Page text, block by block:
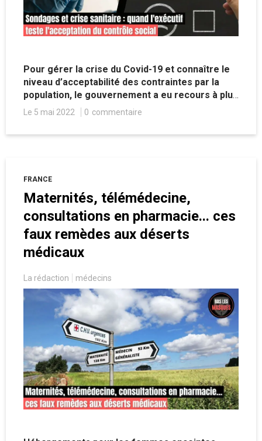
Pour gérer la crise du Covid-19 et connaître le
niveau d’acceptabilité des contraintes par la
population, le gouvernement a eu recours à plus
de 200 sondages. Parmi lesquels certains
mesures particulièrement brutales.
Le 5 mai 2022 0 commentaire
FRANCE
Maternités, télémédecine,
consultations en pharmacie... ces
faux remèdes aux déserts
médicaux
La rédaction médecins